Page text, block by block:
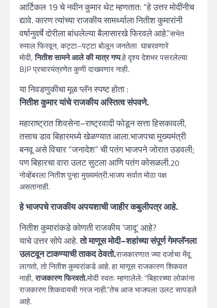
आर्टिकल 19 चे नवीन कुमार थेट म्हणतात: “हे उत्तर मोदींनीच
द्यावे. कारण त्यांच्या राजकीय सामर्थ्याला नितीश कुमारांनी
वर्षानुवर्षे दोरीला बांधलेल्या बैलासारखे फिरवले आहे.”सभेत
रुमाल फिरवून, कट्टा–पट्टा बोलून जनतेला घाबरवणारे
मोदी,नितीश सामने आले की मात्र गप्प.हे दृश्य देशभर पसरलेल्या
BJP प्रचारयंत्रणेत कुणी दाखवणार नाही.
या निवडणुकीचा मूळ प्लॅन स्पष्ट होता :
नितीश कुमार यांचे राजकीय अस्तित्व संपवणे.
महाराष्ट्रात शिवसेना–राष्ट्रवादी फोडून सत्ता हिसकावली,
तसाच डाव बिहारमध्ये खेळण्यात आला.भाजपचा मुख्यमंत्री
बनवू असे विचार “जनादेश” ची पतंग भाजपने जोरात उडवली;
पण बिहारचा वारा उलट सुटला आणि पतंग कोसळली.20
नोव्हेंबरला नितीश पुन्हा मुख्यमंत्री.भाजप सर्वात मोठा पक्ष
असतानाही.
हे भाजपचे राजकीय अपयशाची जाहीर कबुलीपत्र आहे.
नितीश कुमारांकडे कोणती राजकीय ‘जादू’ आहे?
याचे उत्तर सोपे आहे.तो माणूस मोदी–शहांच्या संपूर्ण गेमप्लॅनला
उलटवून टाकण्याची ताकद ठेवतो.राजकारणात ज्या दर्जाचा मेंदू
लागतो, तो नितीश कुमारांकडे आहे. हा माणूस राजकारण शिकवत
नाही,राजकारण फिरवतो.मोदी स्वतः म्हणालेले: “बिहारच्या लोकांना
राजकारण शिकवायची गरज नाही.”तेच आज भाजपला उलट सापडले
आहे.